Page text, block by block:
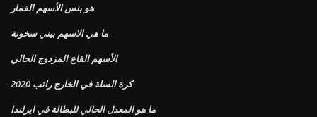
هو بنس الأسهم القمار
ما هي الاسهم بيني سخونة
الأسهم القاع المزدوج الحالي
كرة السلة في الخارج راتب 2020
ما هو المعدل الحالي للبطالة في ايرلندا